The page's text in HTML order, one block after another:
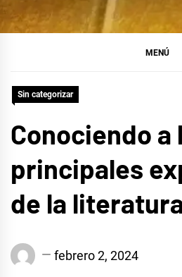
MENÚ
Sin categorizar
Conociendo a
principales
de la
Edison
febrero 2, 2024